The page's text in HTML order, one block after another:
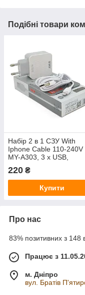
Подібні товари
Набір 2 в 1 СЗУ With
Iphone Cable 110-240V
MY-A303, 3 x USB,
5V/15W, Output: 5V/
White, Blister-box, Q25
220 ₴
Купити
Про нас
83% позитивних з 148
Працює з
м. Дніпро
вул. Братів